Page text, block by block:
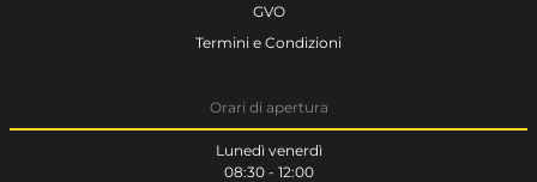
GVO
Termini e Condizioni
Orari di apertura
Lunedì venerdì
08:30 - 12:00